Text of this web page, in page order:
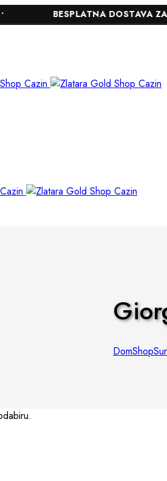
BESPLATNA DOSTAVA ZA
DomShop